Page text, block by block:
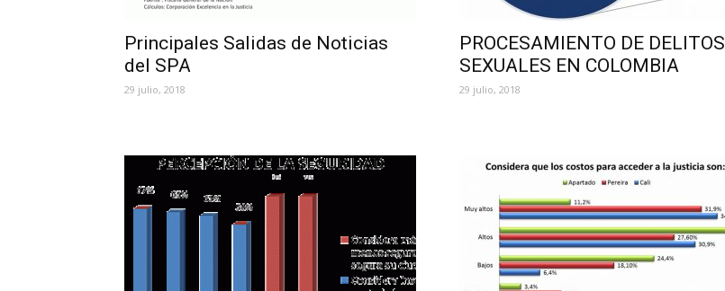
Principales Salidas de Noticias
del SPA
29 julio, 2018
PROCESAMIENTO DE DELITOS
SEXUALES EN COLOMBIA
29 julio, 2018